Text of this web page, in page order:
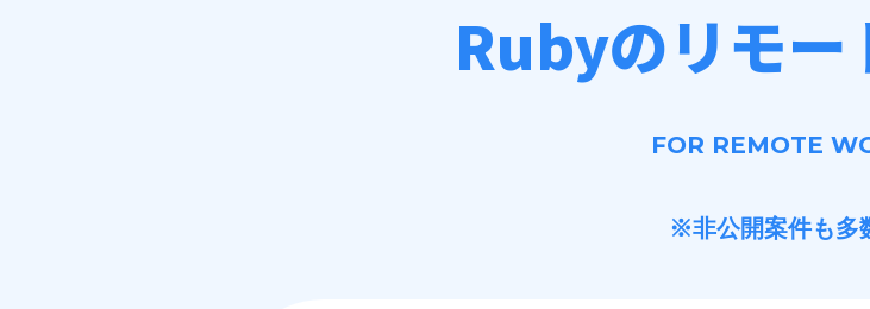
Rubyのリモー
FOR REMOTE
※非公開案件も多